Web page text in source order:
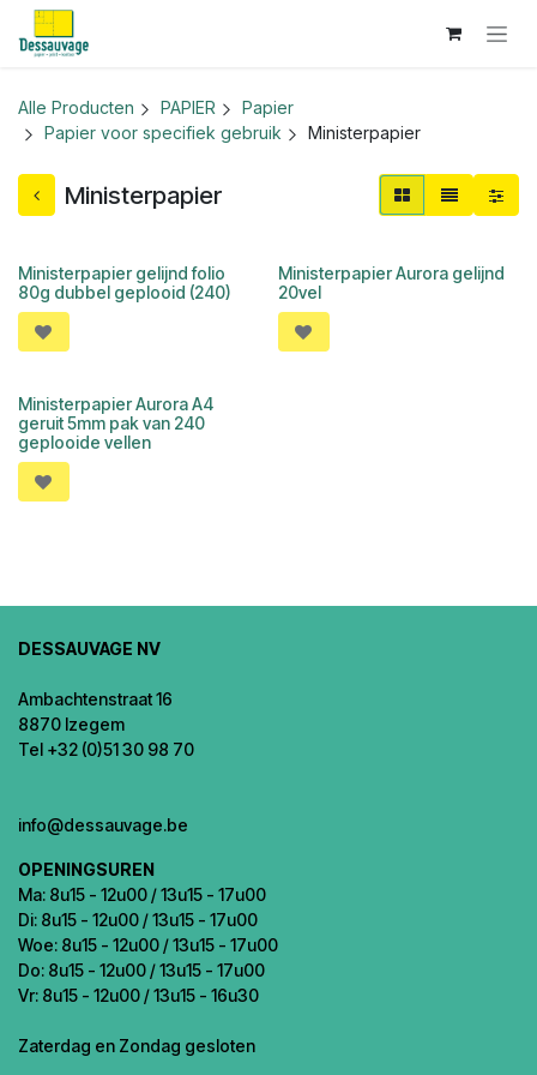
Overslaan naar inhoud
Alle Producten PAPIER
Papier
Papier voor specifiek gebruik
Ministerpapier
Ministerpapier
Ministerpapier gelijnd folio
80g dubbel geplooid (240)
Ministerpapier Aurora gelijnd
20vel
Ministerpapier Aurora A4
geruit 5mm pak van 240
geplooide vellen
DESSAUVAGE NV
Ambachtenstraat 16
8870 Izegem
Tel +32 (0)51 30 98 70
info@dessauvage.be
OPENINGSUREN
Ma: 8u15 - 12u00 / 13u15 - 17u00
Di: 8u15 - 12u00 / 13u15 - 17u00
Woe: 8u15 - 12u00 / 13u15 - 17u00
Do: 8u15 - 12u00 / 13u15 - 17u00
Vr: 8u15 - 12u00 / 13u15 - 16u30
Zaterdag en Zondag gesloten